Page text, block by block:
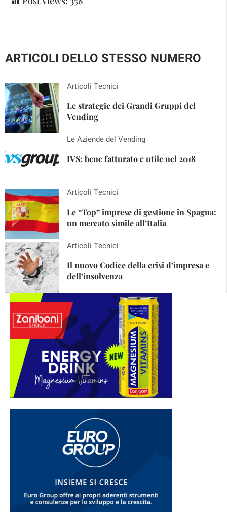
ARTICOLI DELLO STESSO NUMERO
Articoli Tecnici
Le strategie dei Grandi Gruppi del
Vending
Le Aziende del Vending
IVS: bene fatturato e utile nel 2018
Articoli Tecnici
Le “Top” imprese di gestione in Spagna:
un mercato simile all’Italia
Articoli Tecnici
Il nuovo Codice della crisi d’impresa e
dell’insolvenza